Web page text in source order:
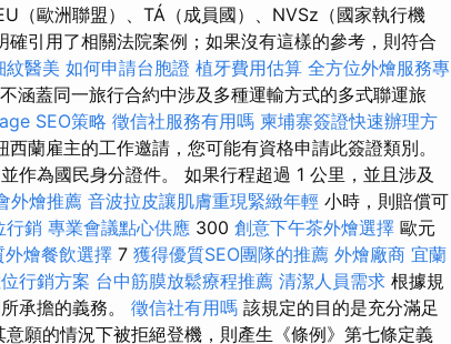
（歐洲聯盟）、TÁ（成員國）、NVSz（國家執行機
確引用了相關法院案例；如果沒有這樣的參考，則符合
紋醫美 如何申請台胞證 植牙費用估算 全方位外燴服務專
涵蓋同一旅行合約中涉及多種運輸方式的多式聯運旅
SEO策略 徵信社服務有用嗎 柬埔寨簽證快速辦理方
蘭雇主的工作邀請，您可能有資格申請此簽證類別。
作為國民身分證件。 如果行程超過 1 公里，並且涉及
外燴推薦 音波拉皮讓肌膚重現緊緻年輕 小時，則賠償可
行銷 專業會議點心供應 300 創意下午茶外燴選擇 歐元
外燴餐飲選擇 7 獲得優質SEO團隊的推薦 外燴廠商 宜蘭
行銷方案 台中筋膜放鬆療程推薦 清潔人員需求 根據規
承擔的義務。 徵信社有用嗎 該規定的目的是充分滿足
願的情況下被拒絕登機，則產生《條例》第七條定義